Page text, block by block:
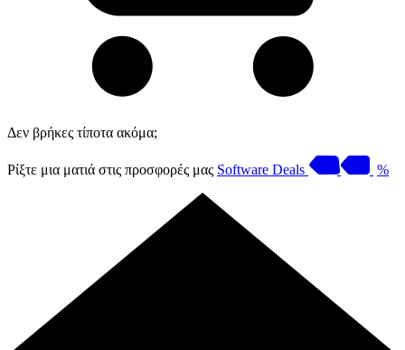
Δεν βρήκες τίποτα ακόμα;
Ρίξτε μια ματιά στις προσφορές μας Software Deals %